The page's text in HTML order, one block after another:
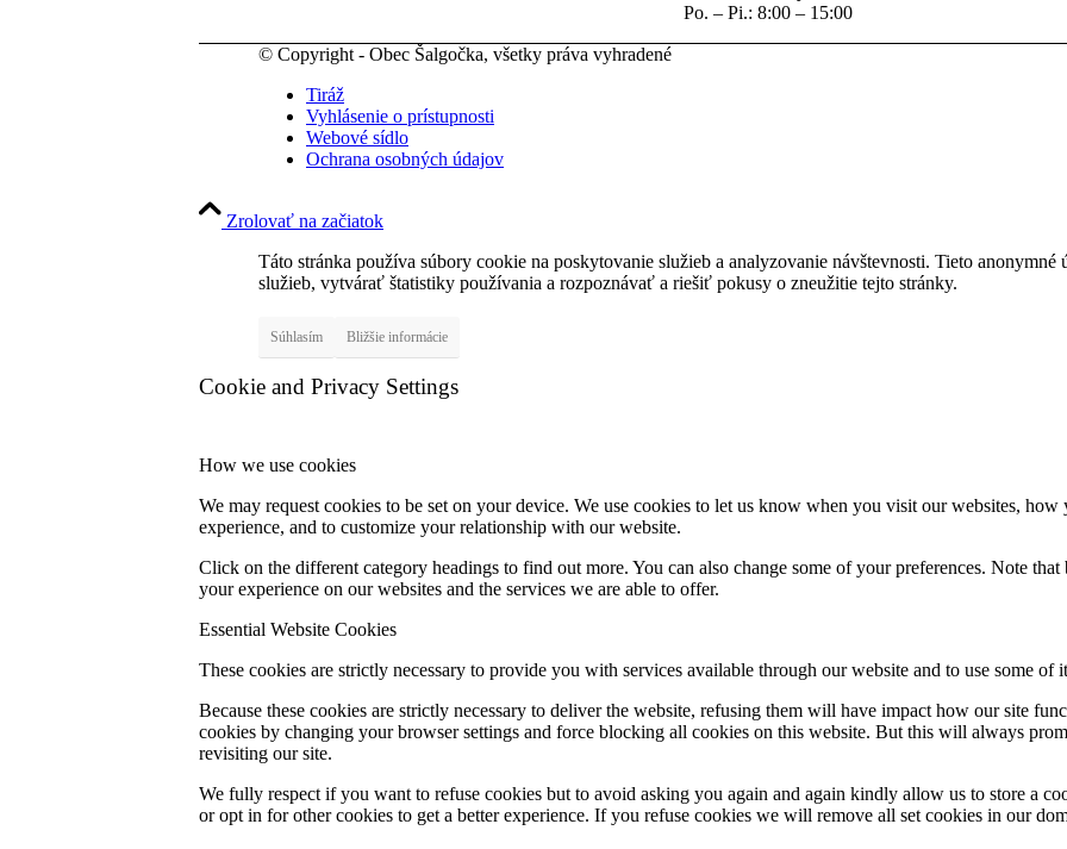
Po. – Pi.: 8:00 – 15:00
© Copyright - Obec Šalgočka, všetky práva vyhradené
Tiráž
Vyhlásenie o prístupnosti
Webové sídlo
Ochrana osobných údajov
Zrolovať na začiatok
Táto stránka používa súbory cookie na poskytovanie služieb a analyzovanie návštevnosti. Tieto
služieb, vytvárať štatistiky používania a rozpoznávať a riešiť pokusy o zneužitie tejto stránky.
Súhlasím Bližšie informácie
Cookie and Privacy Settings
How we use cookies
We may request cookies to be set on your device. We use cookies to let us know when you visit our websites,
experience, and to customize your relationship with our website.
Click on the different category headings to find out more. You can also change some of your preferences. Note
your experience on our websites and the services we are able to offer.
Essential Website Cookies
These cookies are strictly necessary to provide you with services available through our website and to use some of
Because these cookies are strictly necessary to deliver the website, refusing them will have impact how our site
cookies by changing your browser settings and force blocking all cookies on this website. But this will always
revisiting our site.
We fully respect if you want to refuse cookies but to avoid asking you again and again kindly allow us to store a
or opt in for other cookies to get a better experience. If you refuse cookies we will remove all set cookies in our